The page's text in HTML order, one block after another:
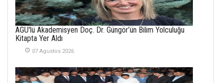
SEMRA ŞAHİN
KENDİNE UYANMAK
30 Temmuz 2026
İlgi Alanlarımız ve Biz
02 Ekim 2025
AGÜ'lü Akademisyen Doç. Dr. Güngör’ün Bilim Yolculuğu
Kitapta Yer Aldı
07 Agustos 2026